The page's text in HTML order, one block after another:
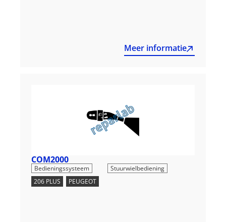
Meer informatie
COM2000
Bedieningssysteem
Stuurwielbediening
206 PLUS
PEUGEOT